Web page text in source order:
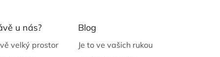
u nás?
velký prostor
Blog
Je to ve vašich rukou